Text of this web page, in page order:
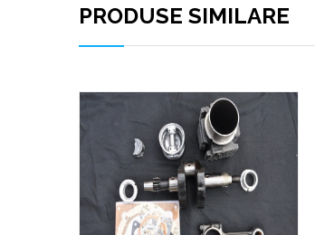
PRODUSE SIMILARE